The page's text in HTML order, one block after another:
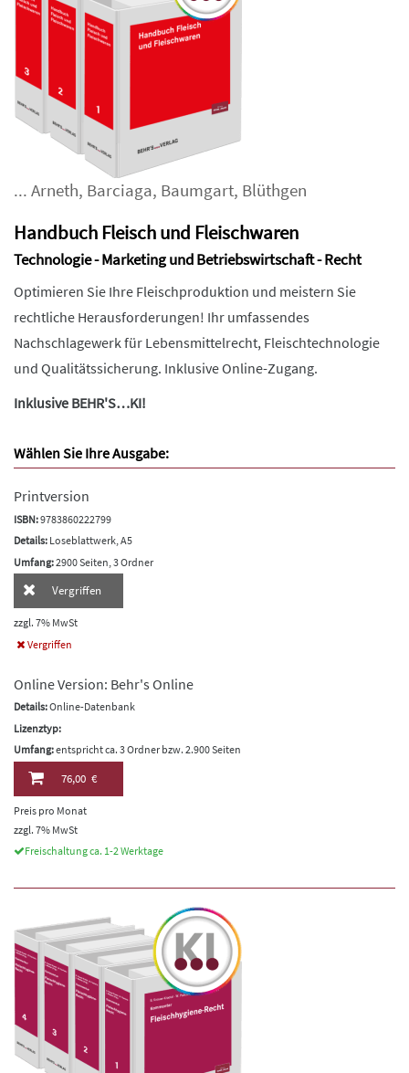
... Arneth, Barciaga, Baumgart, Blüthgen
Handbuch Fleisch und Fleischwaren
Technologie - Marketing und Betriebswirtschaft - Recht
Optimieren Sie Ihre Fleischproduktion und meistern Sie
rechtliche Herausforderungen! Ihr umfassendes
Nachschlagewerk für Lebensmittelrecht, Fleischtechnologie
und Qualitätssicherung. Inklusive Online-Zugang.
Inklusive BEHR'S…KI!
Wählen Sie Ihre Ausgabe:
Printversion
ISBN:9783860222799
Details: Loseblattwerk, A5
Umfang:2900 Seiten, 3 Ordner
Vergriffen
zzgl. 7% MwSt
Vergriffen
Online Version: Behr's Online
Details:Online-Datenbank
Lizenztyp:
Umfang:entspricht ca. 3 Ordner bzw. 2.900 Seiten
76,00 €
Preis pro Monat
zzgl. 7% MwSt
Freischaltung ca. 1-2 Werktage